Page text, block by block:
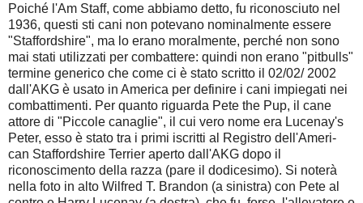
Poiché l'Am Staff, come abbiamo detto, fu riconosciuto nel
1936, questi sti cani non potevano nominalmente essere
"Staffordshire", ma lo erano moralmente, perché non sono
mai stati utilizzati per combattere: quindi non erano "pitbulls"
termine generico che come ci è stato scritto il 02/02/ 2002
dall'AKG è usato in America per definire i cani impiegati nei
combattimenti. Per quanto riguarda Pete the Pup, il cane
attore di "Piccole canaglie", il cui vero nome era Lucenay's
Peter, esso è stato tra i primi iscritti al Registro dell'Ameri-
can Staffordshire Terrier aperto dall'AKG dopo il
riconoscimento della razza (pare il dodicesimo). Si noterà
nella foto in alto Wilfred T. Brandon (a sinistra) con Pete al